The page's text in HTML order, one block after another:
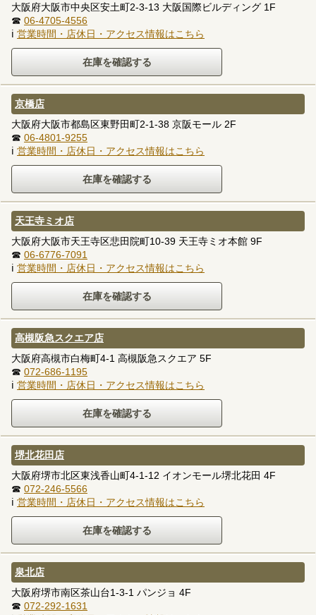
大阪府大阪市中央区安土町2-3-13 大阪国際ビルディング 1F
☎ 06-4705-4556
ℹ 営業時間・店休日・アクセス情報はこちら
京橋店
大阪府大阪市都島区東野田町2-1-38 京阪モール 2F
☎ 06-4801-9255
ℹ 営業時間・店休日・アクセス情報はこちら
天王寺ミオ店
大阪府大阪市天王寺区悲田院町10-39 天王寺ミオ本館 9F
☎ 06-6776-7091
ℹ 営業時間・店休日・アクセス情報はこちら
高槻阪急スクエア店
大阪府高槻市白梅町4-1 高槻阪急スクエア 5F
☎ 072-686-1195
ℹ 営業時間・店休日・アクセス情報はこちら
堺北花田店
大阪府堺市北区東浅香山町4-1-12 イオンモール堺北花田 4F
☎ 072-246-5566
ℹ 営業時間・店休日・アクセス情報はこちら
泉北店
大阪府堺市南区茶山台1-3-1 パンジョ 4F
☎ 072-292-1631